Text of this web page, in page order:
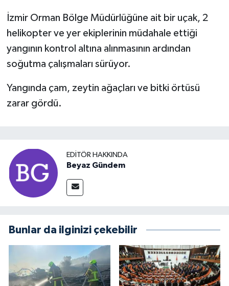
İzmir Orman Bölge Müdürlüğüne ait bir uçak, 2
helikopter ve yer ekiplerinin müdahale ettiği
yangının kontrol altına alınmasının ardından
soğutma çalışmaları sürüyor.
Yangında çam, zeytin ağaçları ve bitki örtüsü
zarar gördü.
EDITÖR HAKKINDA
Beyaz Gündem
Bunlar da ilginizi çekebilir